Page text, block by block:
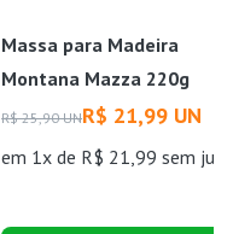
Massa para Madeira
Montana Mazza 220g
Branco Montana
R$ 25,90 UNR$ 21,99 UN
em 1x de R$ 21,99 sem